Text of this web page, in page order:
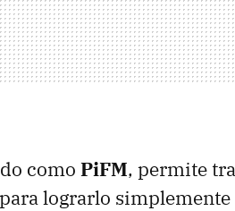
como PiFM, permite
lograrlo